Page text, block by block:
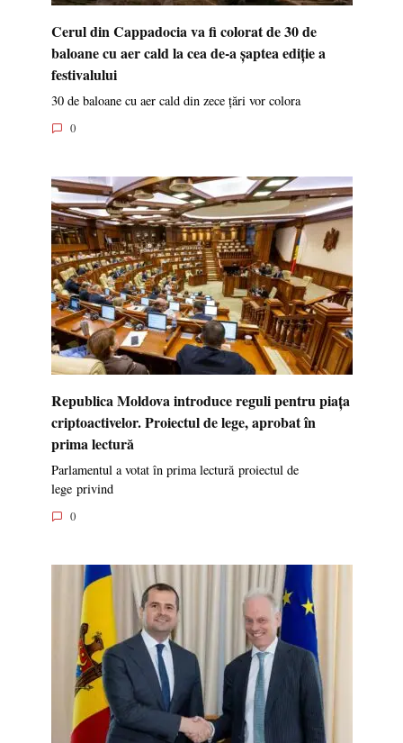
Cerul din Cappadocia va fi colorat de 30 de
baloane cu aer cald la cea de-a șaptea ediție a
festivalului
30 de baloane cu aer cald din zece țări vor colora
0
Republica Moldova introduce reguli pentru piața
criptoactivelor. Proiectul de lege, aprobat în
prima lectură
Parlamentul a votat în prima lectură proiectul de
lege privind
0